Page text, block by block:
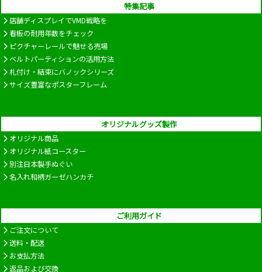
特集記事
店舗ディスプレイでVMD戦略を
看板の耐用年数をチェック
ピクチャーレールで魅せる売場
ベルトパーティションの活用方法
札付け・結束にバノックシリーズ
サイズ豊富なポスターフレーム
オリジナルグッズ製作
オリジナル商品
オリジナル紙コースター
別注日本製手ぬぐい
名入れ和柄ガーゼハンカチ
ご利用ガイド
ご注文について
送料・配送
お支払方法
返品および交換